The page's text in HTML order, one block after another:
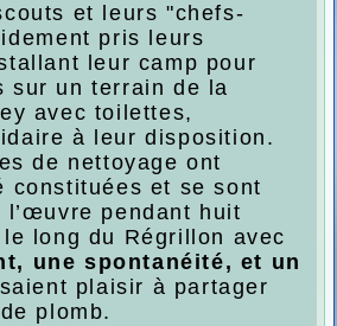
et leurs "chefs-
pris leurs
leur camp pour
sur un terrain de la
avec toilettes,
à leur disposition.
de nettoyage ont
constituées et se sont
l’œuvre pendant huit
long du Régrillon avec
une spontanéité, et un
plaisir à partager
plomb.